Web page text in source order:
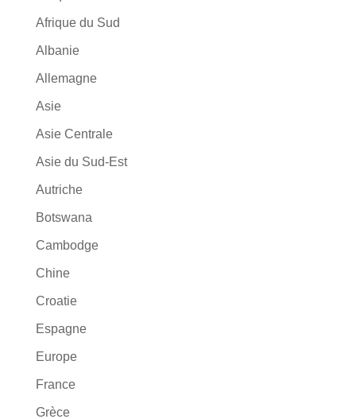
Afrique du Sud
Albanie
Allemagne
Asie
Asie Centrale
Asie du Sud-Est
Autriche
Botswana
Cambodge
Chine
Croatie
Espagne
Europe
France
Grèce